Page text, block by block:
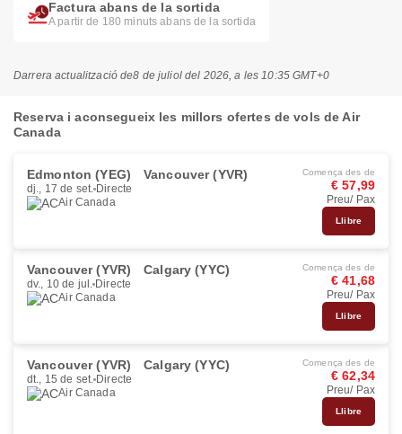
Factura abans de la sortida
A partir de 180 minuts abans de la sortida
Darrera actualització de8 de juliol del 2026, a les 10:35 GMT+0
Reserva i aconsegueix les millors ofertes de vols de Air
Canada
Edmonton (YEG) Vancouver (YVR)
dj., 17 de set. Directe
Air Canada
Comença des de
€ 57,99
Preu/ Pax
Llibre
Vancouver (YVR) Calgary (YYC)
dv., 10 de jul. Directe
Air Canada
Comença des de
€ 41,68
Preu/ Pax
Llibre
Vancouver (YVR) Calgary (YYC)
dt., 15 de set. Directe
Air Canada
Comença des de
€ 62,34
Preu/ Pax
Llibre